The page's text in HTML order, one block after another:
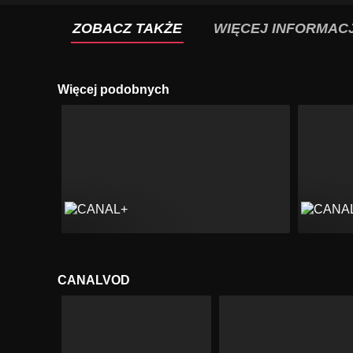
ZOBACZ TAKŻE WIĘCEJ
Więcej podobnych
CANALVOD